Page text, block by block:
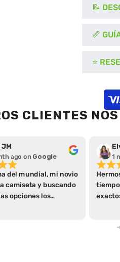
📝
📏
⭐
CLIENTES
ago on Google
del mundial, mi novio
camiseta y buscando
opciones los
1